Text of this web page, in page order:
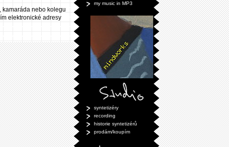
kamaráda nebo kolegu
elektronické adresy
my music in MP3
syntetizéry
recording
historie syntetizérů
prodám/koupím